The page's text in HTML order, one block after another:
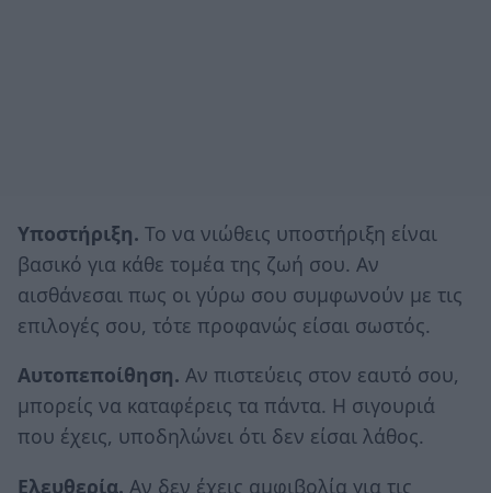
Υποστήριξη. Το να νιώθεις υποστήριξη είναι
βασικό για κάθε τομέα της ζωή σου. Αν
αισθάνεσαι πως οι γύρω σου συμφωνούν με τις
επιλογές σου, τότε προφανώς είσαι σωστός.
Αυτοπεποίθηση. Αν πιστεύεις στον εαυτό σου,
μπορείς να καταφέρεις τα πάντα. Η σιγουριά
που έχεις, υποδηλώνει ότι δεν είσαι λάθος.
Ελευθερία. Αν δεν έχεις αμφιβολία για τις